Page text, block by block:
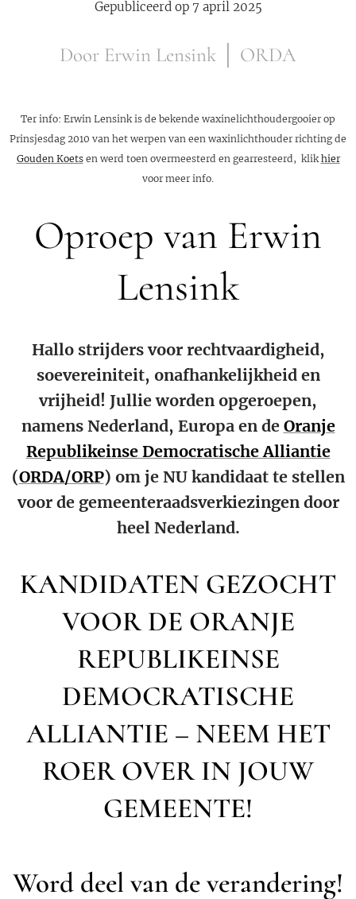
Gepubliceerd op 7 april 2025
Door Erwin Lensink │ ORDA
Ter info: Erwin Lensink is de bekende waxinelichthoudergooier op
Prinsjesdag 2010 van het werpen van een waxinlichthouder richting de
Gouden Koetsen werd toen overmeesterd en gearresteerd, klik hier
voor meer info.
Oproep van Erwin
Lensink
Hallo strijders voor rechtvaardigheid,
soevereiniteit, onafhankelijkheid en
vrijheid! Jullie worden opgeroepen,
namens Nederland, Europa en de Oranje
Republikeinse Democratische Alliantie
(ORDA/ORP) om je NU kandidaat te stellen
voor de gemeenteraadsverkiezingen door
heel Nederland.
KANDIDATEN GEZOCHT
VOOR DE ORANJE
REPUBLIKEINSE
DEMOCRATISCHE
ALLIANTIE – NEEM HET
ROER OVER IN JOUW
GEMEENTE!
Word deel van de verandering!